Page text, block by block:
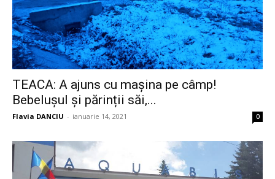
TEACA: A ajuns cu mașina pe câmp!
Bebelușul și părinții săi,...
Flavia DANCIU - ianuarie 14, 2021 0